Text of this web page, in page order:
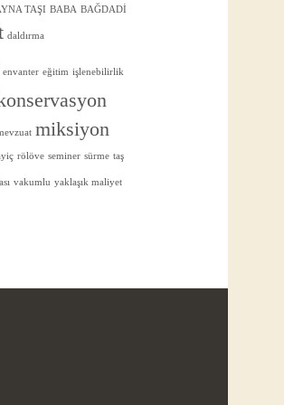
TAŞI BABA BAĞDADİ
daldırma
envanter eğitim işlenebilirlik
miksiyon
rölöve seminer sürme taş
vakumlu yaklaşık maliyet